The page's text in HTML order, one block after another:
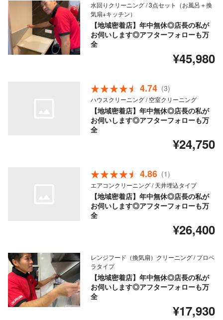
水回りクリーニング / 3点セット（お風呂＋換
気扇+キッチン）
【地域密着店】年中無休◎店長の私が
お伺いします◎アフターフォローも万
全
¥45,980
4.74 (3)
ハウスクリーニング / 空室クリーニング
【地域密着店】年中無休◎店長の私が
お伺いします◎アフターフォローも万
全
¥24,750
4.86 (1)
エアコンクリーニング / 天井埋込タイプ
【地域密着店】年中無休◎店長の私が
お伺いします◎アフターフォローも万
全
¥26,400
レンジフード（換気扇）クリーニング / プロペ
ラタイプ
【地域密着店】年中無休◎店長の私が
お伺いします◎アフターフォローも万
全
¥17,930